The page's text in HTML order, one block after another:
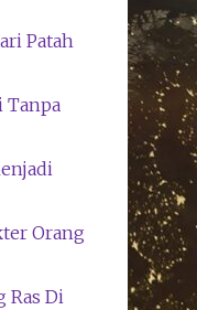
Patah
Tanpa
Orang
Ras Di